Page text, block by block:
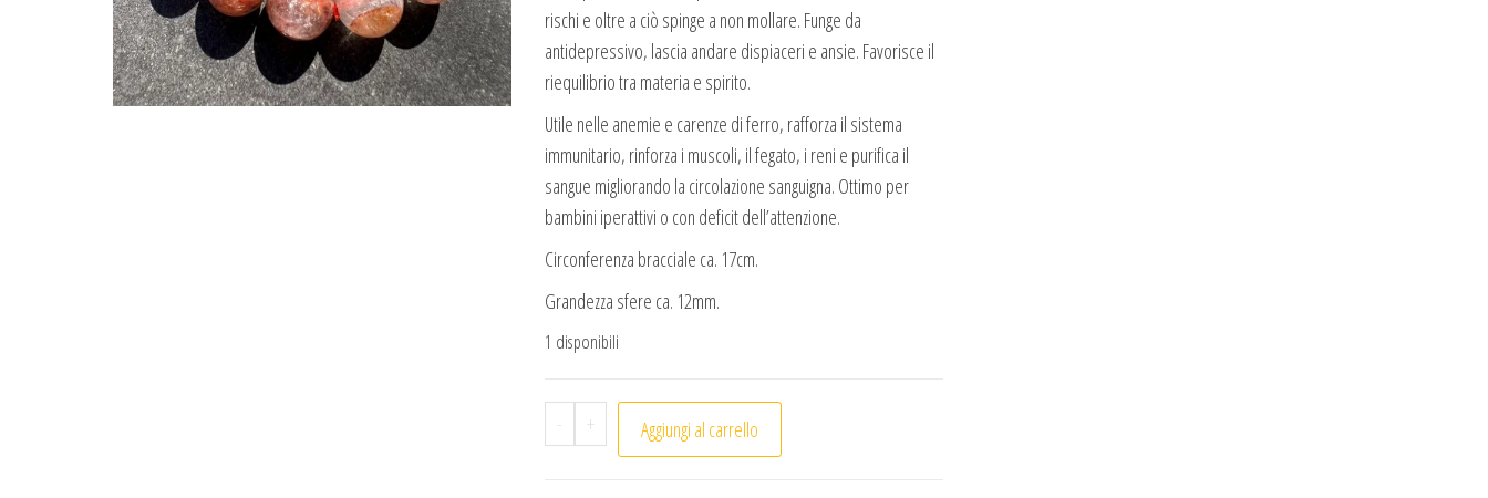
rischi e oltre a ciò spinge a non mollare. Funge da
antidepressivo, lascia andare dispiaceri e ansie. Favorisce il
riequilibrio tra materia e spirito.
Utile nelle anemie e carenze di ferro, rafforza il sistema
immunitario, rinforza i muscoli, il fegato, i reni e purifica il
sangue migliorando la circolazione sanguigna. Ottimo per
bambini iperattivi o con deficit dell’attenzione.
Circonferenza bracciale ca. 17cm.
Grandezza sfere ca. 12mm.
1 disponibili
- Bracciale Quarzo di fuoco (1pc) quantità
+ Aggiungi al carrello